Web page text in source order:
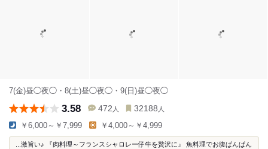
7(金)昼◯夜◯・8(土)昼◯夜◯・9(日)昼◯夜◯
3.58 472 人 32188 人
￥6,000～￥7,999 ￥4,000～￥4,999
...激旨い♪ 『肉料理～フランスシャロレー仔牛を贅沢に』 魚料理でお腹ぱんぱん